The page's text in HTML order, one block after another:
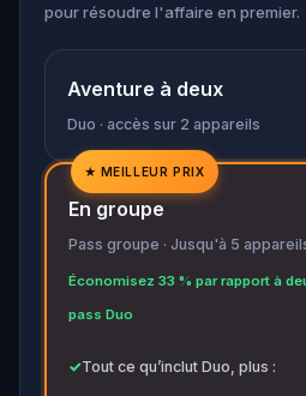
become just another notch
pour résoudre l'affaire en premier.
Aventure à deux
Duo · accès sur 2 appareils
✓
✓
★ MEILLEUR PRIX
En groupe
Pass groupe · Jusqu'à 5
Économisez 33 % par rapport à
pass Duo
✓Tout ce qu’inclut Duo, plus :